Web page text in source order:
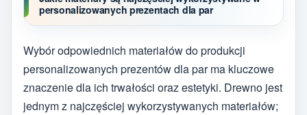
personalizowanych prezentach dla par
Wybór odpowiednich materiałów do produkcji
personalizowanych prezentów dla par ma kluczowe
znaczenie dla ich trwałości oraz estetyki. Drewno jest
jednym z najczęściej wykorzystywanych materiałów;